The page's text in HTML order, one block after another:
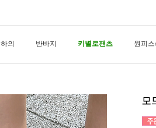
하의 반바지 키별로팬츠 원피
모